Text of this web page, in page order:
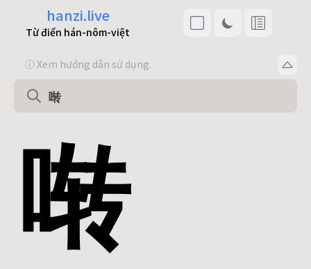
hanzi.live
Từ điển hán-nôm-việt
ⓘ Xem hướng dẫn sử dụng.
啭